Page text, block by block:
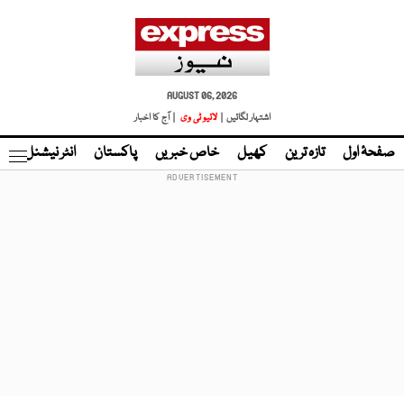
AUGUST 06, 2026
اشتہار لگائیں |
لائیو ٹی وی | آج کا اخبار
صفحۂ اول تازہ ترین کھیل خاص خبریں پاکستان انٹر نیشنل